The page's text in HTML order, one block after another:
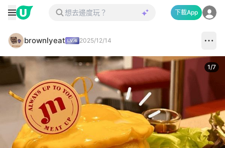
下載App
brownlyeat 2025/12/14
1/7